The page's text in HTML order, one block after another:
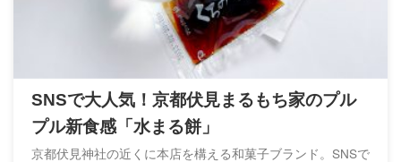
SNSで大人気！京都伏見まるもち家のプル
プル新食感「水まる餅」
京都伏見神社の近くに本店を構える和菓子ブランド。SNSで